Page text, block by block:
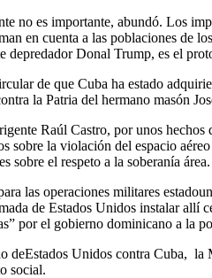
no es importante, abundó. Los
en cuenta a las poblaciones de
Donal Trump, es el
de que Cuba ha estado
la Patria del hermano masón
Raúl Castro, por unos
la violación del espacio
sobre el respeto a la soberanía área.
las operaciones militares
de Estados Unidos instalar allí
por el gobierno dominicano a la
deEstados Unidos contra Cuba, la
social.